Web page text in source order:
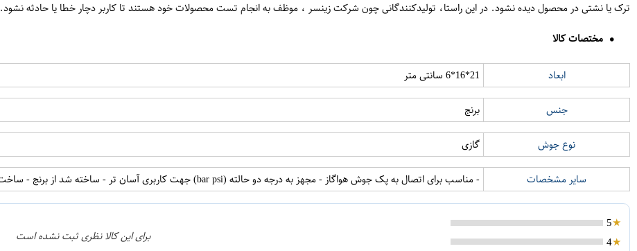
ترک یا نشتی در محصول دیده نشود. در این راستا، تولیدکنندگانی چون شرکت زینسر ، موظف به انجام تست محصولات خود هستند تا کاربر دچار خطا یا حادثه نشود.
مختصات کالا
ابعاد 21*16*6 سانتی متر
جنس برنج
نوع جوش گازی
سایر مشخصات - مناسب برای اتصال به پک جوش هواگاز - مجهز به درجه دو حالته (bar psi) جهت کاربری آسان تر - ساخته شد از برنج - ساخت بدنه به روش Drop Forged - دارای پیچ تنظیم آلومینیومی
5
4
برای این کالا نظری ثبت نشده است